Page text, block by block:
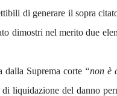
di generare il sopra
dimostri nel merito due
dalla Suprema corte “non è
liquidazione del danno